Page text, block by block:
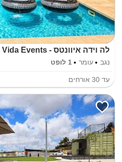
לה וידה איוונטס - La Vida Events
נגב עומר 1 לופט
עד 30 אורחים